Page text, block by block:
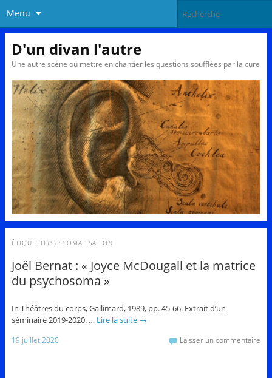
Menu
D'un divan l'autre
Une autre scène où mettre en chantier les questions soufflées par la cure
ÉTIQUETTE(S) : SOMATISATION
Joël Bernat : « Joyce McDougall et la matrice
du psychosoma »
In Théâtres du corps, Gallimard, 1989, pp. 45-66. Extrait d’un
séminaire 2019-2020. … Lire la suite →
19 juillet 2020 Laisser un commentaire